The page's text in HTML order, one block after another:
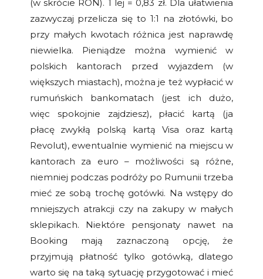
(w skrócie RON). 1 lej = 0,83 zł. Dla ułatwienia
zazwyczaj przelicza się to 1:1 na złotówki, bo
przy małych kwotach różnica jest naprawdę
niewielka. Pieniądze można wymienić w
polskich kantorach przed wyjazdem (w
większych miastach), można je też wypłacić w
rumuńskich bankomatach (jest ich dużo,
więc spokojnie zajdziesz), płacić kartą (ja
płacę zwykłą polską kartą Visa oraz kartą
Revolut), ewentualnie wymienić na miejscu w
kantorach za euro – możliwości są różne,
niemniej podczas podróży po Rumunii trzeba
mieć ze sobą trochę gotówki. Na wstępy do
mniejszych atrakcji czy na zakupy w małych
sklepikach. Niektóre pensjonaty nawet na
Booking mają zaznaczoną opcję, że
przyjmują płatność tylko gotówką, dlatego
warto się na taką sytuację przygotować i mieć